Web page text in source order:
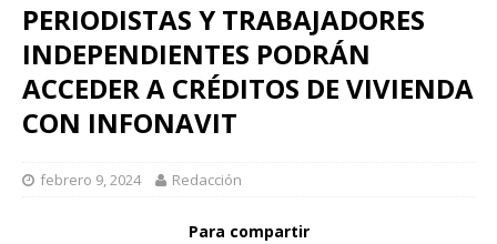
PERIODISTAS Y TRABAJADORES
INDEPENDIENTES PODRÁN
ACCEDER A CRÉDITOS DE VIVIENDA
CON INFONAVIT
febrero 9, 2024 Redacción
Para compartir